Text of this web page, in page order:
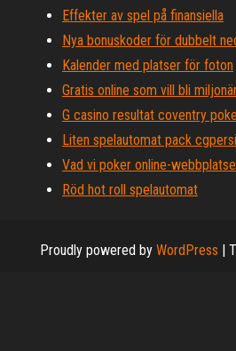
Effekter av spel på finansiella
Nya bonuskoder för dubbelt
Kalender med platser för foton
Gratis online som vill bli
G casino resultat coventry
Liten spelautomat pack
Vad vi poker online-
Röd hot roll spelautomat
Proudly powered by WordPress |